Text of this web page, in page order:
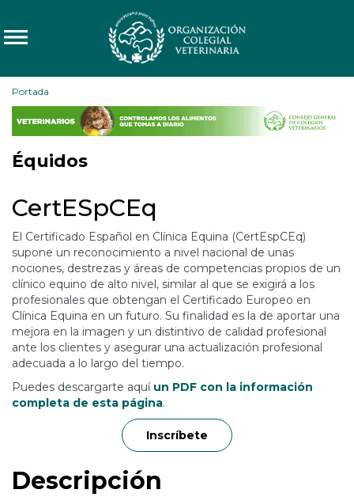
Portada
Équidos
CertESpCEq
El Certificado Español en Clínica Equina (CertEspCEq)
supone un reconocimiento a nivel nacional de unas
nociones, destrezas y áreas de competencias propios de un
clínico equino de alto nivel, similar al que se exigirá a los
profesionales que obtengan el Certificado Europeo en
Clínica Equina en un futuro. Su finalidad es la de aportar una
mejora en la imagen y un distintivo de calidad profesional
ante los clientes y asegurar una actualización profesional
adecuada a lo largo del tiempo.
Puedes descargarte aquí un PDF con la información
completa de esta página.
Inscríbete
Descripción